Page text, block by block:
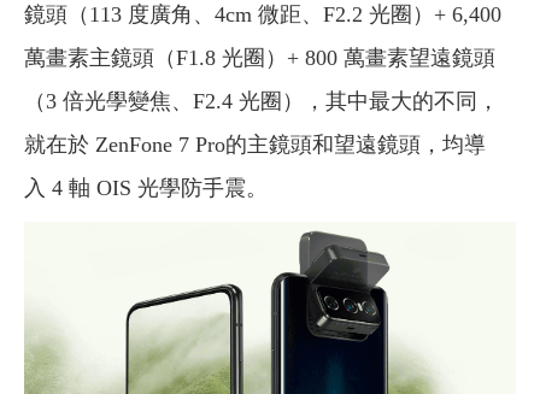
鏡頭（113 度廣角、4cm 微距、F2.2 光圈）+ 6,400
萬畫素主鏡頭（F1.8 光圈）+ 800 萬畫素望遠鏡頭
（3 倍光學變焦、F2.4 光圈），其中最大的不同，
就在於 ZenFone 7 Pro的主鏡頭和望遠鏡頭，均導
入 4 軸 OIS 光學防手震。